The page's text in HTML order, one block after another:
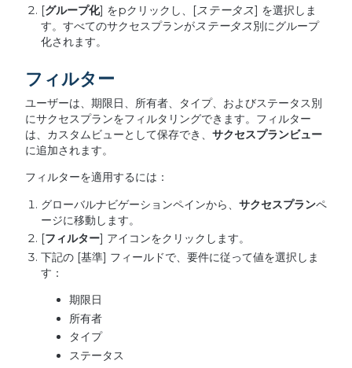
[グループ化] をpクリックし、[ステータス] を選択しま
す。すべてのサクセスプランがステータス別にグループ
化されます。
フィルター
ユーザーは、期限日、所有者、タイプ、およびステータス別
にサクセスプランをフィルタリングできます。フィルター
は、カスタムビューとして保存でき、 サクセスプランビュー
に追加されます。
フィルターを適用するには：
グローバルナビゲーションペインから、 サクセスプランペ
ージに移動します。
[フィルター] アイコンをクリックします。
下記の [基準] フィールドで、要件に従って値を選択しま
す：
期限日
所有者
タイプ
ステータス